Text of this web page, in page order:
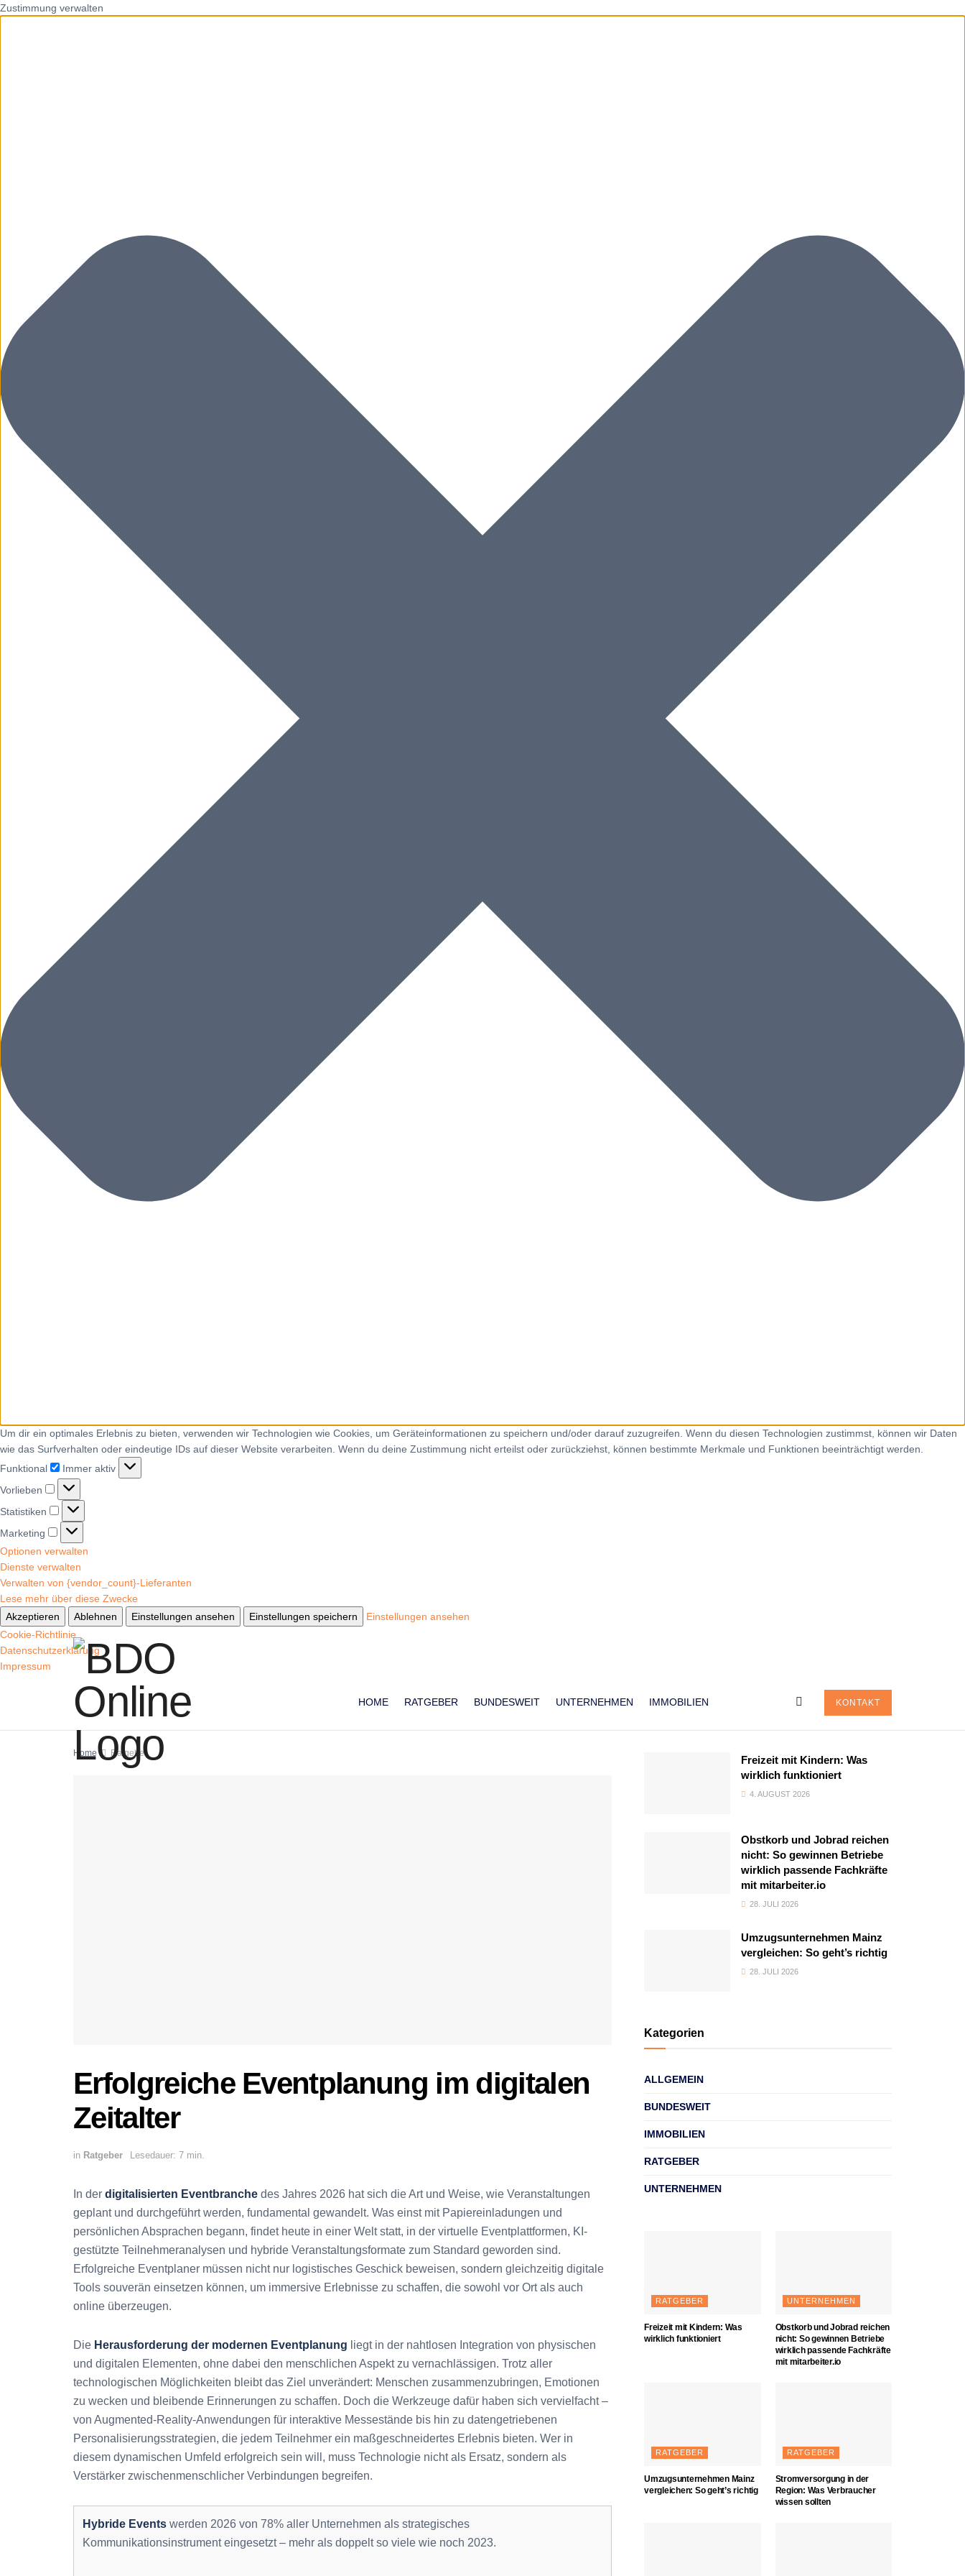
Zustimmung verwalten
Um dir ein optimales Erlebnis zu bieten, verwenden wir Technologien wie Cookies, um Geräteinformationen zu speichern und/oder darauf zuzugreifen. Wenn du diesen Technologien zustimmst, können wir Daten
wie das Surfverhalten oder eindeutige IDs auf dieser Website verarbeiten. Wenn du deine Zustimmung nicht erteilst oder zurückziehst, können bestimmte Merkmale und Funktionen beeinträchtigt werden.
Funktional
Immer aktiv
Vorlieben
Statistiken
Marketing
Optionen verwalten
Dienste verwalten
Verwalten von {vendor_count}-Lieferanten
Lese mehr über diese Zwecke
Akzeptieren
Ablehnen Einstellungen ansehen Einstellungen speichern
Einstellungen ansehen
Cookie-Richtlinie
Datenschutzerklärung
Impressum
HOME RATGEBER BUNDESWEIT UNTERNEHMEN IMMOBILIEN KONTAKT
Home Ratgeber
Erfolgreiche Eventplanung im digitalen
Zeitalter
in Ratgeber Lesedauer: 7 min.
In der digitalisierten Eventbranche des Jahres 2026 hat sich die Art und Weise, wie Veranstaltungen
geplant und durchgeführt werden, fundamental gewandelt. Was einst mit Papiereinladungen und
persönlichen Absprachen begann, findet heute in einer Welt statt, in der virtuelle Eventplattformen, KI-
gestützte Teilnehmeranalysen und hybride Veranstaltungsformate zum Standard geworden sind.
Erfolgreiche Eventplaner müssen nicht nur logistisches Geschick beweisen, sondern gleichzeitig digitale
Tools souverän einsetzen können, um immersive Erlebnisse zu schaffen, die sowohl vor Ort als auch
online überzeugen.
Die Herausforderung der modernen Eventplanung liegt in der nahtlosen Integration von physischen
und digitalen Elementen, ohne dabei den menschlichen Aspekt zu vernachlässigen. Trotz aller
technologischen Möglichkeiten bleibt das Ziel unverändert: Menschen zusammenzubringen, Emotionen
zu wecken und bleibende Erinnerungen zu schaffen. Doch die Werkzeuge dafür haben sich vervielfacht –
von Augmented-Reality-Anwendungen für interaktive Messestände bis hin zu datengetriebenen
Personalisierungsstrategien, die jedem Teilnehmer ein maßgeschneidertes Erlebnis bieten. Wer in
diesem dynamischen Umfeld erfolgreich sein will, muss Technologie nicht als Ersatz, sondern als
Verstärker zwischenmenschlicher Verbindungen begreifen.
Hybride Events werden 2026 von 78% aller Unternehmen als strategisches
Kommunikationsinstrument eingesetzt – mehr als doppelt so viele wie noch 2023.
Freizeit mit Kindern: Was
wirklich funktioniert
4. AUGUST 2026
Obstkorb und Jobrad reichen
nicht: So gewinnen Betriebe
wirklich passende Fachkräfte
mit mitarbeiter.io
28. JULI 2026
Umzugsunternehmen Mainz
vergleichen: So geht’s richtig
28. JULI 2026
Kategorien
ALLGEMEIN
BUNDESWEIT
IMMOBILIEN
RATGEBER
UNTERNEHMEN
RATGEBER
Freizeit mit Kindern: Was
wirklich funktioniert
UNTERNEHMEN
Obstkorb und Jobrad reichen
nicht: So gewinnen Betriebe
wirklich passende Fachkräfte
mit mitarbeiter.io
RATGEBER
Umzugsunternehmen Mainz
vergleichen: So geht’s richtig
RATGEBER
Stromversorgung in der
Region: Was Verbraucher
wissen sollten